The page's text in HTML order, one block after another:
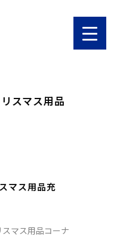
スマス用品
マス用品充
スマス用品コーナ